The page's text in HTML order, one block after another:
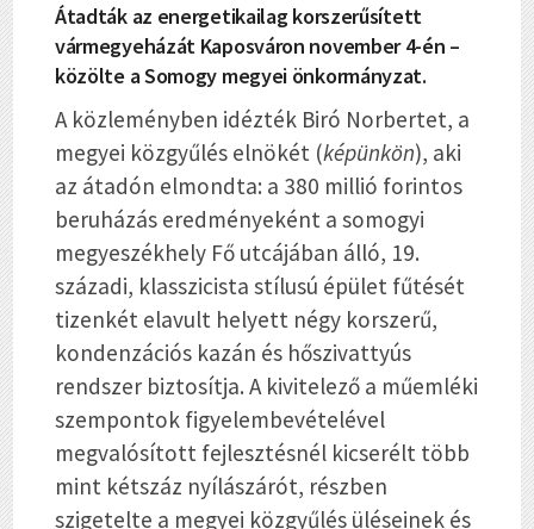
Átadták az energetikailag korszerűsített
vármegyeházát Kaposváron november 4-én –
közölte a Somogy megyei önkormányzat.
A közleményben idézték Biró Norbertet, a
megyei közgyűlés elnökét (képünkön), aki
az átadón elmondta: a 380 millió forintos
beruházás eredményeként a somogyi
megyeszékhely Fő utcájában álló, 19.
századi, klasszicista stílusú épület fűtését
tizenkét elavult helyett négy korszerű,
kondenzációs kazán és hőszivattyús
rendszer biztosítja. A kivitelező a műemléki
szempontok figyelembevételével
megvalósított fejlesztésnél kicserélt több
mint kétszáz nyílászárót, részben
szigetelte a megyei közgyűlés üléseinek és